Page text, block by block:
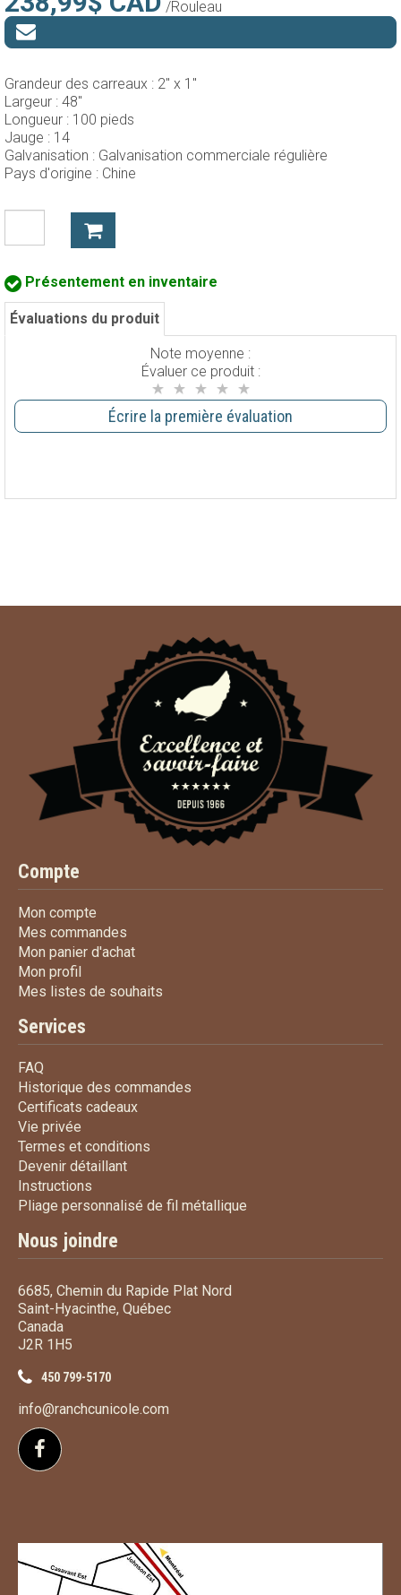
/Rouleau
Grandeur des carreaux : 2" x 1"
Largeur : 48"
Longueur : 100 pieds
Jauge : 14
Galvanisation : Galvanisation commerciale régulière
Pays d'origine : Chine
Présentement en inventaire
Évaluations du produit
Note moyenne :
Évaluer ce produit :
Écrire la première évaluation
Compte
Mon compte
Mes commandes
Mon panier d'achatMon panier d'achat
Mon profil
Mes listes de souhaits
Services
FAQ
Historique des commandes
Certificats cadeauxCertificats cadeaux
Vie privée
Termes et conditions
Devenir détaillantDevenir détaillant
Instructions
Pliage personnalisé de fil métallique
Nous joindre
6685, Chemin du Rapide Plat Nord
Saint-Hyacinthe, Québec
Canada
J2R 1H5
450 799-5170
info@ranchcunicole.com
Suivez-nous sur Facebook